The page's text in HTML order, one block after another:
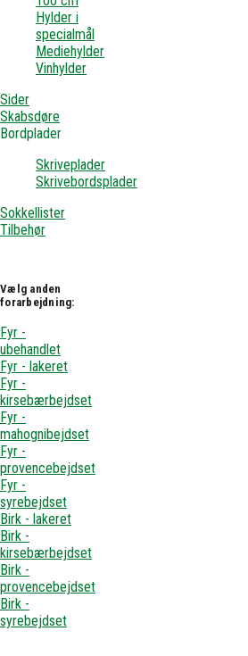
Hylder i
specialmål
Mediehylder
Vinhylder
Sider
Skabsdøre
Bordplader
Skriveplader
Skrivebordsplader
Sokkellister
Tilbehør
Vælg anden
forarbejdning:
Fyr -
ubehandlet
Fyr - lakeret
Fyr -
kirsebærbejdset
Fyr -
mahognibejdset
Fyr -
provencebejdset
Fyr -
syrebejdset
Birk - lakeret
Birk -
kirsebærbejdset
Birk -
provencebejdset
Birk -
syrebejdset